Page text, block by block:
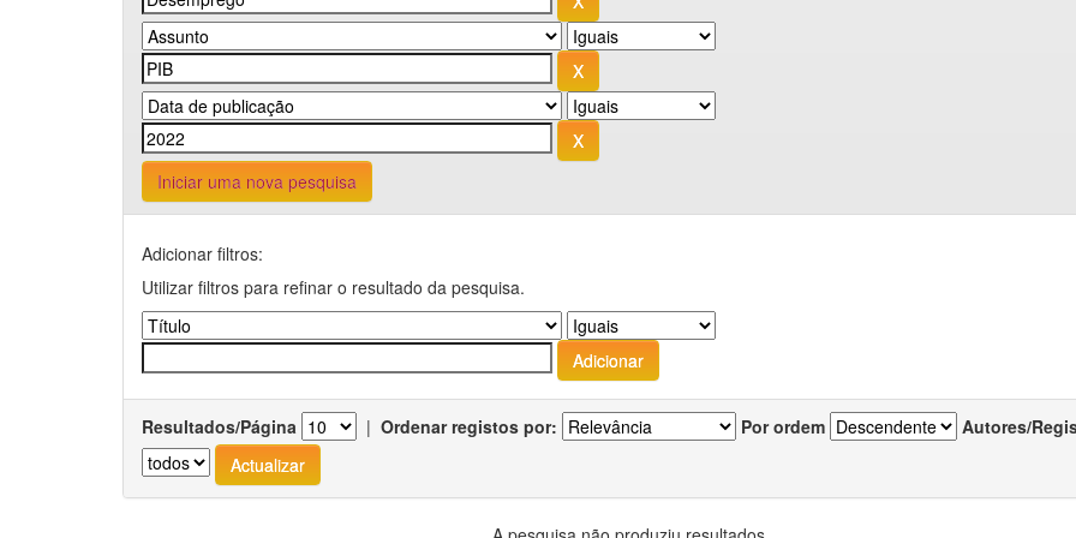
Iniciar uma nova pesquisa
Adicionar filtros:
Utilizar filtros para refinar o resultado da pesquisa.
Resultados/Página | Ordenar registos por: Por ordem Autores/